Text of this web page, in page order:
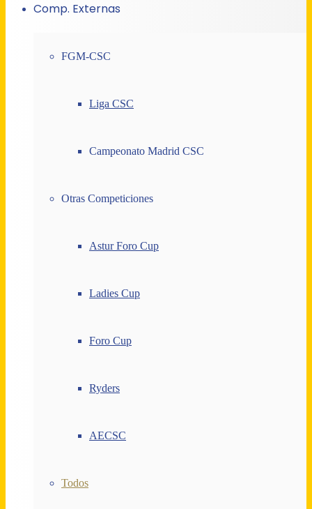
Comp. Externas
FGM-CSC
Liga CSC
Campeonato Madrid CSC
Otras Competiciones
Astur Foro Cup
Ladies Cup
Foro Cup
Ryders
AECSC
Todos